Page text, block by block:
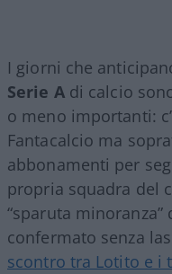
I giorni che
Serie Adi calcio
o meno importanti:
Fantacalcio ma
abbonamenti per
propria squadra del
“sparuta minoranza”
confermato senza
scontro tra Lotito e i